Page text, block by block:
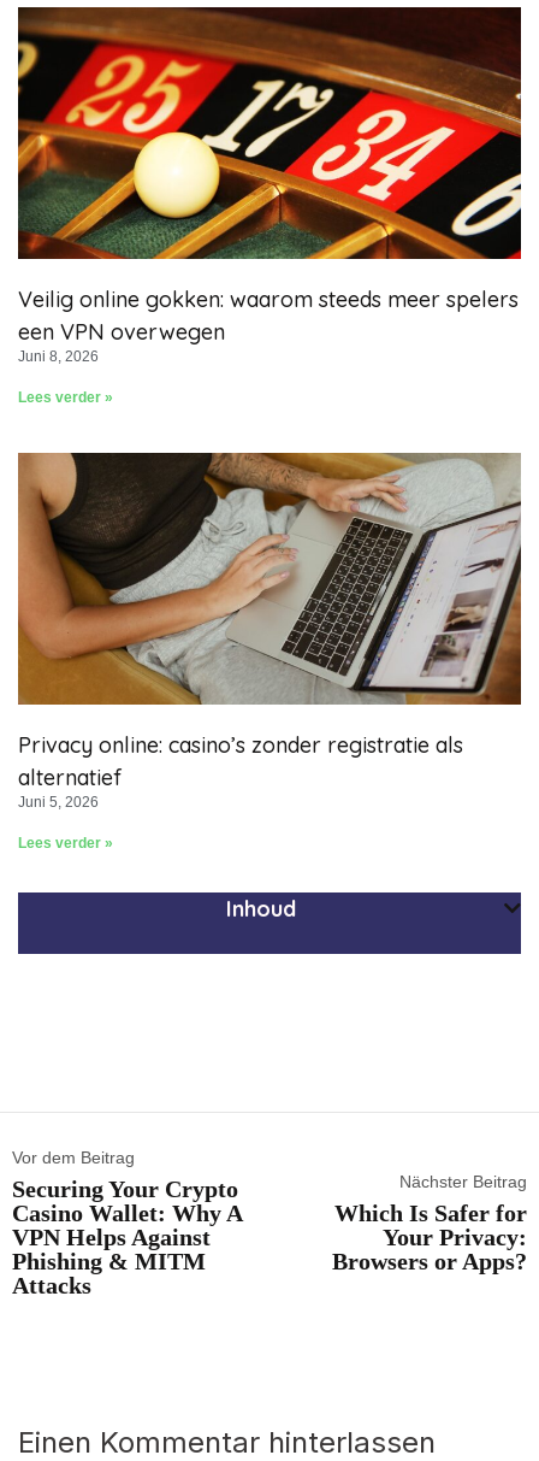
Veilig online gokken: waarom steeds meer spelers
een VPN overwegen
Juni 8, 2026
Lees verder »
Privacy online: casino’s zonder registratie als
alternatief
Juni 5, 2026
Lees verder »
Inhoud
Vor dem Beitrag
Securing Your Crypto
Casino Wallet: Why A
VPN Helps Against
Phishing & MITM
Attacks
Nächster Beitrag
Which Is Safer for
Your Privacy:
Browsers or Apps?
Einen Kommentar hinterlassen